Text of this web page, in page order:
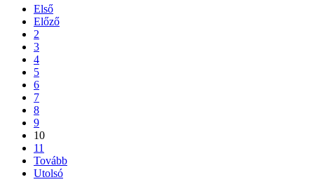
Első
Előző
2
3
4
5
6
7
8
9
10
11
Tovább
Utolsó